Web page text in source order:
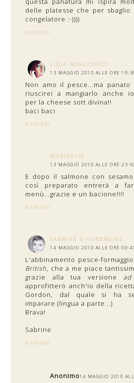
delle platesse che per sbaglio
congelatore :-))))
RISPONDI
LIDIA MIGLIONICO
13 MAGGIO 2010 ALLE ORE
Non amo il pesce...ma
riuscirei a mangiarlo anche
per la cheese sott divina!!
baci baci
RISPONDI
MARIA61M
13 MAGGIO 2010 ALLE ORE
E dopo il salmone con
così preparato entrerà a
menù...grazie e un bacione!!!!
RISPONDI
SABRINE D'AUBERGINE
14 MAGGIO 2010 ALLE ORE 00:41
L'abbinamento pesce-
British, che a me piace
grazie alla tua versione
approfitterò anch'io della
Gordon, dal quale si ha
imparare (lingua a parte...)
Brava!
Sabrine
RISPONDI
Anonimo14 MAGGIO 2010